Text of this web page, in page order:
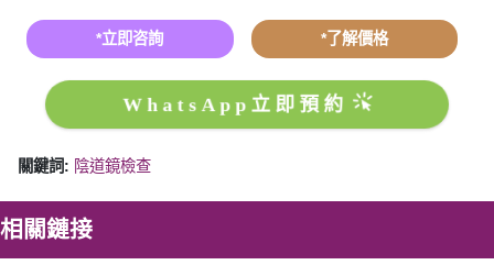
*立即咨詢 *了解價格
WhatsApp立即預約
關鍵詞: 陰道鏡檢查
相關鏈接